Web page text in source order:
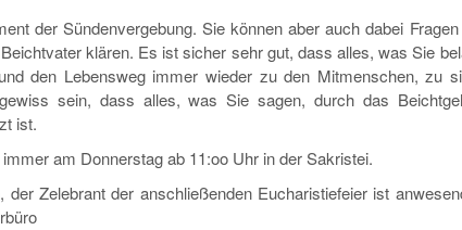
der Sündenvergebung. Sie können aber auch dabei
klären. Es ist sicher sehr gut, dass alles, was Sie
den Lebensweg immer wieder zu den Mitmenschen, zu
sein, dass alles, was Sie sagen, durch das
ist.
am Donnerstag ab 11:oo Uhr in der Sakristei.
der Zelebrant der anschließenden Eucharistiefeier ist